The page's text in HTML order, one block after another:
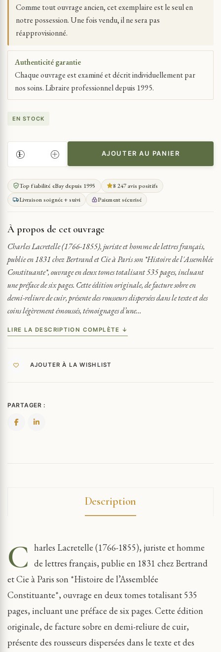
Comme tout ouvrage ancien, cet exemplaire est le seul en
notre possession. Une fois vendu, il ne sera pas
réapprovisionné.
Authenticité garantie
Chaque ouvrage est examiné et décrit individuellement par
nos soins. Libraire professionnel depuis 1995.
EN STOCK
QUANTITÉ
DE
LACRETELLE
CHARLES
HISTOIRE
DE
CONSTITUANTE
1831
AJOUTER AU PANIER
Top fiabilité eBay depuis 1995
8 247 avis positifs
Livraison soignée + suivi
Paiement sécurisé
À propos de cet ouvrage
Charles Lacretelle (1766-1855), juriste et homme de lettres français,
publie en 1831 chez Bertrand et Cie à Paris son *Histoire de l'Assemblée
Constituante*, ouvrage en deux tomes totalisant 535 pages, incluant
une préface de six pages. Cette édition originale, de facture sobre en
demi-reliure de cuir, présente des rousseurs dispersées dans le texte et des
coins légèrement émoussés, témoignages d’une…
LIRE LA DESCRIPTION COMPLÈTE ↓
AJOUTER À LA WISHLIST
PARTAGER :
Description
C harles Lacretelle (1766-1855), juriste et homme
de lettres français, publie en 1831 chez Bertrand
et Cie à Paris son *Histoire de l’Assemblée
Constituante*, ouvrage en deux tomes totalisant 535
pages, incluant une préface de six pages. Cette édition
originale, de facture sobre en demi-reliure de cuir,
présente des rousseurs dispersées dans le texte et des